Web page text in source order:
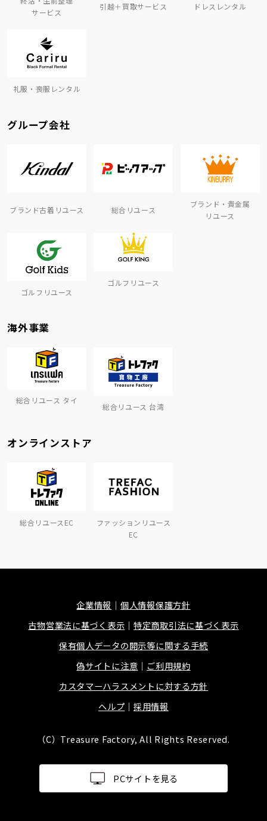
サービス
引越＋買取サービス ドレスレンタル
礼服・喪服レンタル
グループ会社
ブランド古着リユース 総合リユース
ブランド・貴金属
リユース
ゴルフリユース
ゴルフリユース
海外事業
総合リユース タイ
総合リユース 台湾
オンラインストア
総合リユースEC
ファッションリユース
EC
企業情報
個人情報保護方針
古物営業法に基づく表示
特定商取引法に基づく表示
保有個人データの開示等に関する手続
偽サイトに注意
ご利用規約
カスタマーハラスメントに対する方針
ヘルプ
採用情報
（C）Treasure Factory, All Rights Reserved.
PCサイトを見る